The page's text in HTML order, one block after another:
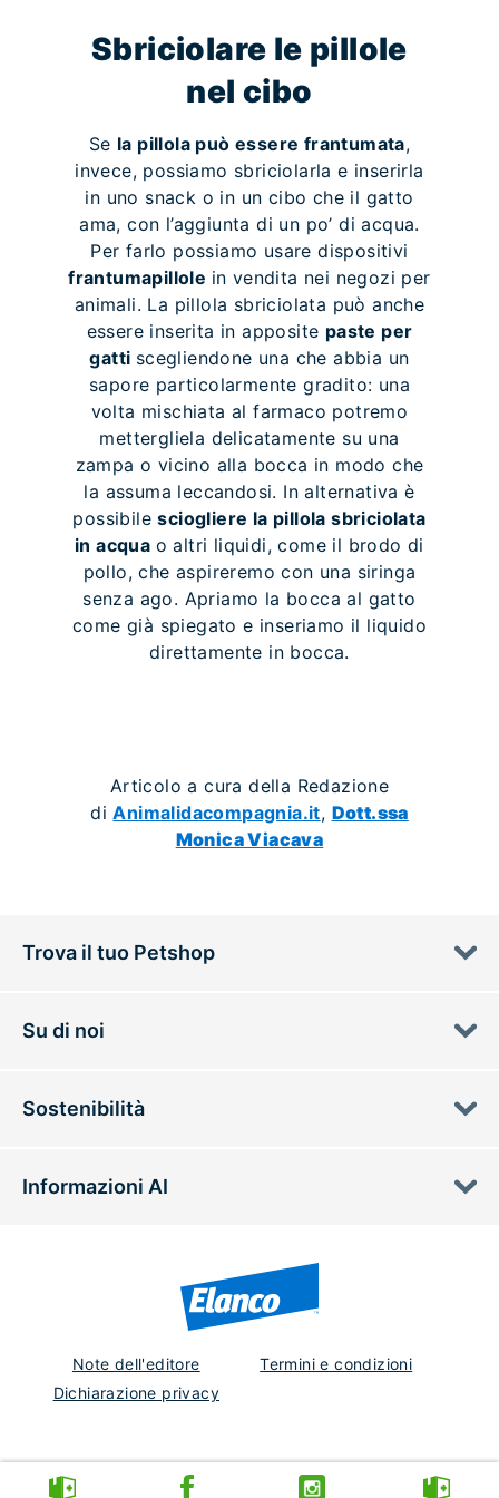
Sbriciolare le pillole
nel cibo
Se la pillola può essere frantumata,
invece, possiamo sbriciolarla e inserirla
in uno snack o in un cibo che il gatto
ama, con l’aggiunta di un po’ di acqua.
Per farlo possiamo usare dispositivi
frantumapillole in vendita nei negozi per
animali. La pillola sbriciolata può anche
essere inserita in apposite paste per
gatti scegliendone una che abbia un
sapore particolarmente gradito: una
volta mischiata al farmaco potremo
mettergliela delicatamente su una
zampa o vicino alla bocca in modo che
la assuma leccandosi. In alternativa è
possibilesciogliere la pillola sbriciolata
in acqua o altri liquidi, come il brodo di
pollo, che aspireremo con una siringa
senza ago. Apriamo la bocca al gatto
come già spiegato e inseriamo il liquido
direttamente in bocca.
Articolo a cura della Redazione
diAnimalidacompagnia.it, Dott.ssa
Monica Viacava
Trova il tuo Petshop
Su di noi
Sostenibilità
Informazioni AI
Note dell'editore
Termini e condizioni
Dichiarazione privacy